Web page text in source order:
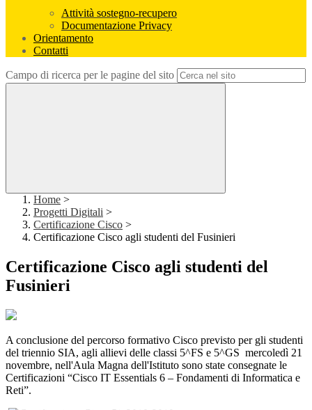
Attività sostegno-recupero
Documentazione Privacy
Orientamento
Contatti
Campo di ricerca per le pagine del sito
Home >
Progetti Digitali >
Certificazione Cisco >
Certificazione Cisco agli studenti del Fusinieri
Certificazione Cisco agli studenti del
Fusinieri
A conclusione del percorso formativo Cisco previsto per gli studenti
del triennio SIA, agli allievi delle classi 5^FS e 5^GS mercoledì 21
novembre, nell'Aula Magna dell'Istituto sono state consegnate le
Certificazioni “Cisco IT Essentials 6 – Fondamenti di Informatica e
Reti”.